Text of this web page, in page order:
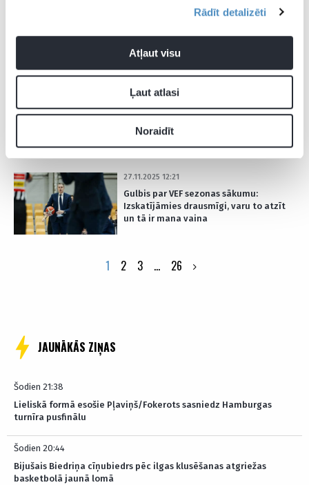
Rādīt detalizēti
Atļaut visu
Ļaut atlasi
Noraidīt
pievienošanos “VEF Rīga”
10.12.2025 07:48
“VEF Rīga” savā laukumā lūkos gūt
pirmo uzvaru FIBA ČL sezonā
27.11.2025 12:21
Gulbis par VEF sezonas sākumu:
Izskatījāmies drausmīgi, varu to atzīt
un tā ir mana vaina
1 2 3 … 26
JAUNĀKĀS ZIŅAS
Šodien 21:38
Lieliskā formā esošie Pļaviņš/Fokerots sasniedz Hamburgas
turnīra pusfinālu
Šodien 20:44
Bijušais Biedriņa cīņubiedrs pēc ilgas klusēšanas atgriežas
basketbolā jaunā lomā